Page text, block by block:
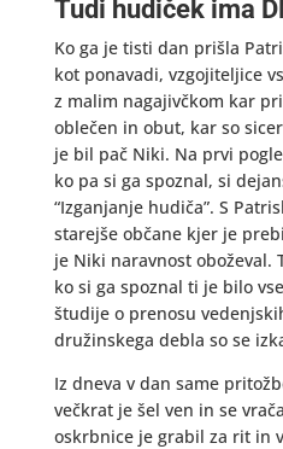
Tudi hudiček ima
Ko ga je tisti dan prišla
kot ponavadi, vzgojiteljice
z malim nagajivčkom kar
oblečen in obut, kar so
je bil pač Niki. Na prvi
ko pa si ga spoznal, si
“Izganjanje hudiča”. S
starejše občane kjer je
je Niki naravnost oboževal.
ko si ga spoznal ti je bilo
študije o prenosu
družinskega debla so se
Iz dneva v dan same
večkrat je šel ven in se
oskrbnice je grabil za rit in